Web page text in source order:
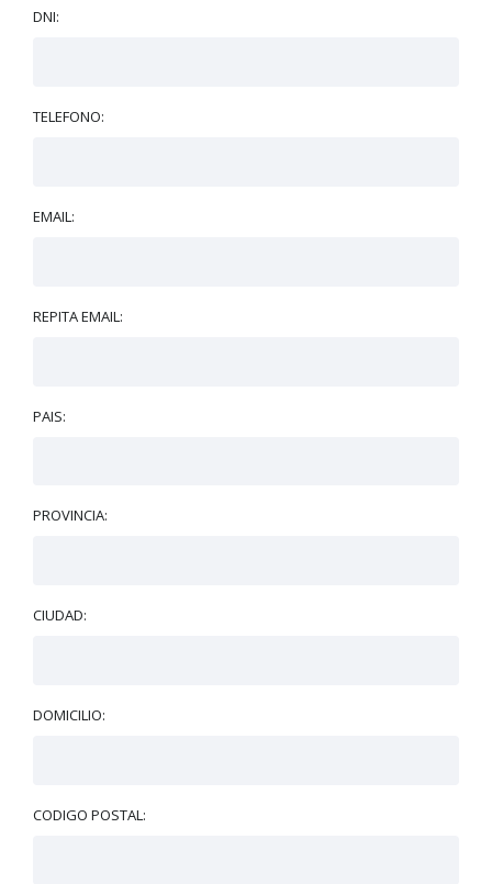
DNI:
TELEFONO:
EMAIL:
REPITA EMAIL:
PAIS:
PROVINCIA:
CIUDAD:
DOMICILIO:
CODIGO POSTAL: